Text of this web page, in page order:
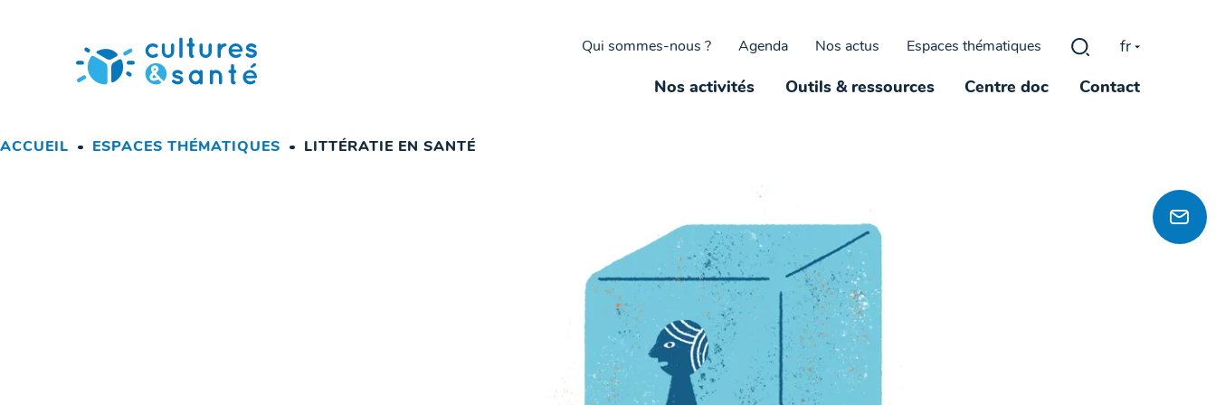
Qui sommes-nous ? Agenda Nos actus Espaces thématiques Rechercher :
fr
Nos activités Outils & ressources Centre doc Contact
ACCUEIL ESPACES THÉMATIQUES LITTÉRATIE EN SANTÉ